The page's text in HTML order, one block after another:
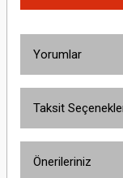
Yorumlar
Taksit
Önerileriniz